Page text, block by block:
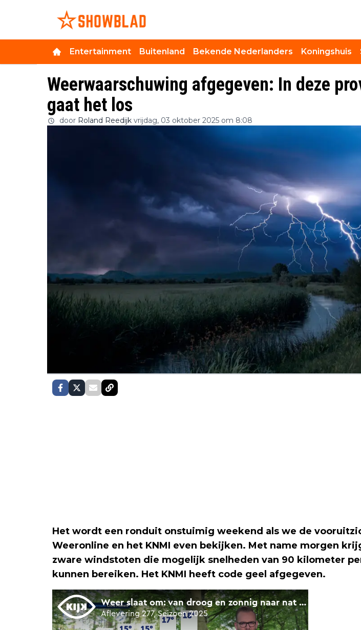
Entertainment Buitenland Bekende Nederlanders Koningshuis
Weerwaarschuwing afgegeven: In deze
gaat het los
door Roland Reedijk vrijdag, 03 oktober 2025 om 8:08
Het wordt een ronduit onstuimig weekend als we de
Weeronline en het KNMI even bekijken. Met name morgen
zware windstoten die mogelijk snelheden van 90 kilometer
kunnen bereiken. Het KNMI heeft code geel afgegeven.